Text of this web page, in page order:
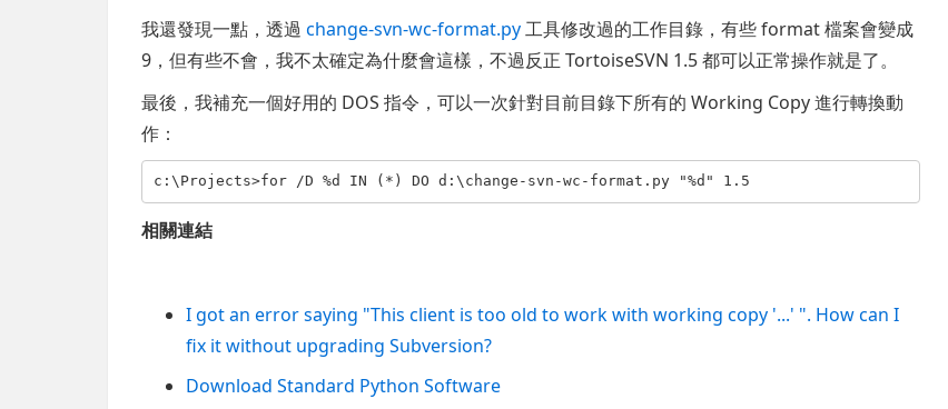
我還發現一點，透過change-svn-wc-format.py工具修改過的工作目錄，有些 format 檔案會變成
9，但有些不會，我不太確定為什麼會這樣，不過反正 TortoiseSVN 1.5 都可以正常操作就是了。
最後，我補充一個好用的 DOS 指令，可以一次針對目前目錄下所有的 Working Copy 進行轉換動
作：
c:\Projects>for /D %d IN (*) DO d:\change-svn-wc-format.py "%d" 1.5
相關連結
I got an error saying "This client is too old to work with working copy '...' ". How can I
fix it without upgrading Subversion?
Download Standard Python Software